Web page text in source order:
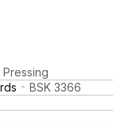
Pressing
BSK 3366